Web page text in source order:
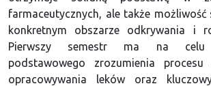
farmaceutycznych, ale także możliwość
konkretnym obszarze odkrywania i
Pierwszy semestr ma na celu
podstawowego zrozumienia
opracowywania leków oraz